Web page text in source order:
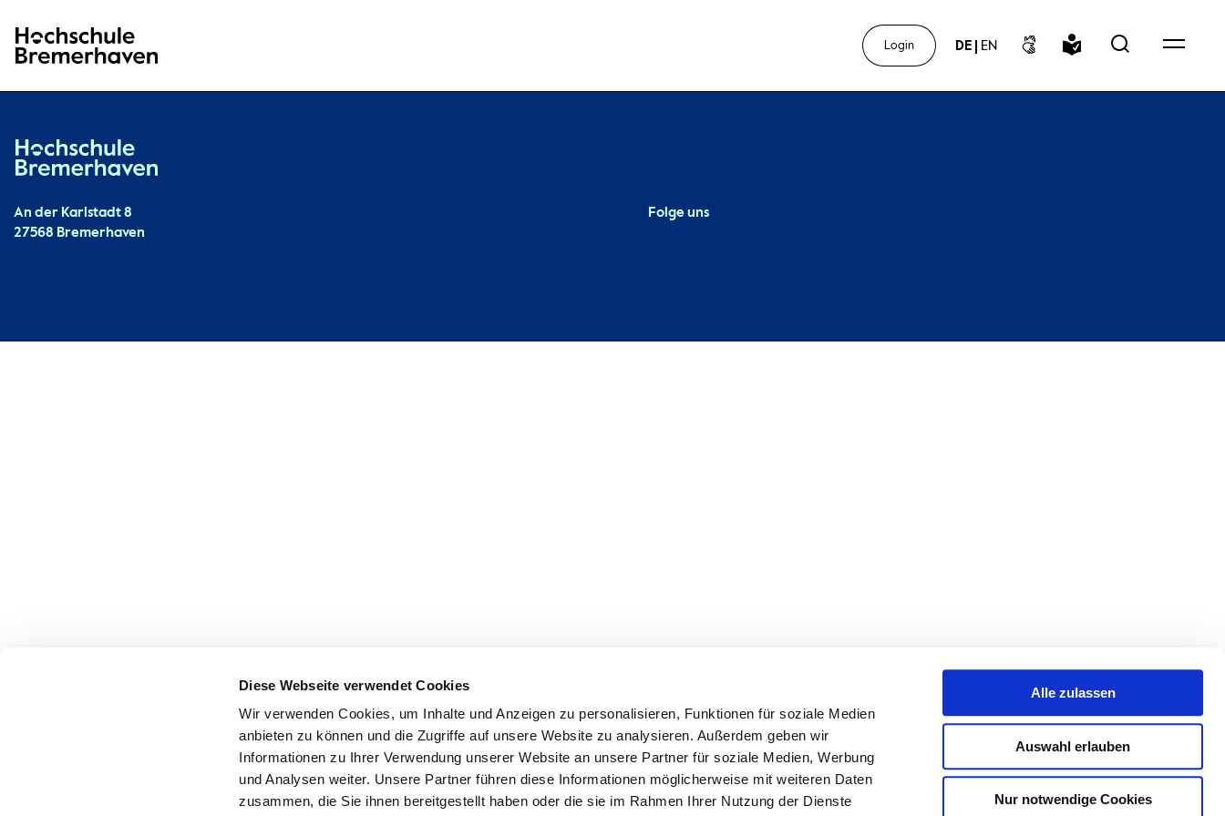
Diese Webseite verwendet Cookies
Wir verwenden Cookies, um Inhalte und Anzeigen zu personalisieren, Funktionen für soziale Medien
anbieten zu können und die Zugriffe auf unsere Website zu analysieren. Außerdem geben wir
Informationen zu Ihrer Verwendung unserer Website an unsere Partner für soziale Medien, Werbung
und Analysen weiter. Unsere Partner führen diese Informationen möglicherweise mit weiteren Daten
zusammen, die Sie ihnen bereitgestellt haben oder die sie im Rahmen Ihrer Nutzung der Dienste
Alle zulassen
Auswahl erlauben
Nur notwendige Cookies
Hochschule Bremerhaven
Login DE EN
Kontakt
An der Karlstadt 8
27568 Bremerhaven
Folge uns